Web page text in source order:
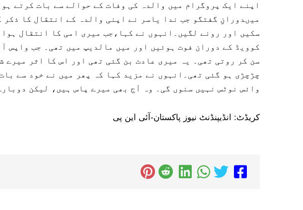
اپنے ایک پروگرام میں والدہ کی وفات کے حوالے سے بات کرتے
میںدورانِ گفتگو جب ندا یاسر نے اپنی والدہ کے انتقال کا
سکیں اور رونے لگیں۔انہوں نے کہا،جب میری امی کا انتقال
کوویڈ کے دوران فوت ہوئیں اور میں مالدیپ میں تھی۔ جب واپس
سن کر روتی تھی۔ یہ میری عادت بن گئی تھی اور اس کا اثر میرے
چڑچڑی ہو گئی تھی۔انہوں نے مزید کہا کہ پھر میں نے خود سے
وائس نوٹس نہیں سنوں گی۔ وہ آج بھی میرے پاس ہیں، لیکن
کریڈٹ: انڈیپنڈنٹ نیوز پاکستان-آئی این پی